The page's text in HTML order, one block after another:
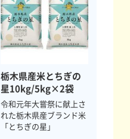
栃木県産米とちぎの
星10kg/5kg×2袋
令和元年大嘗祭に献上さ
れた栃木県産ブランド米
「とちぎの星」